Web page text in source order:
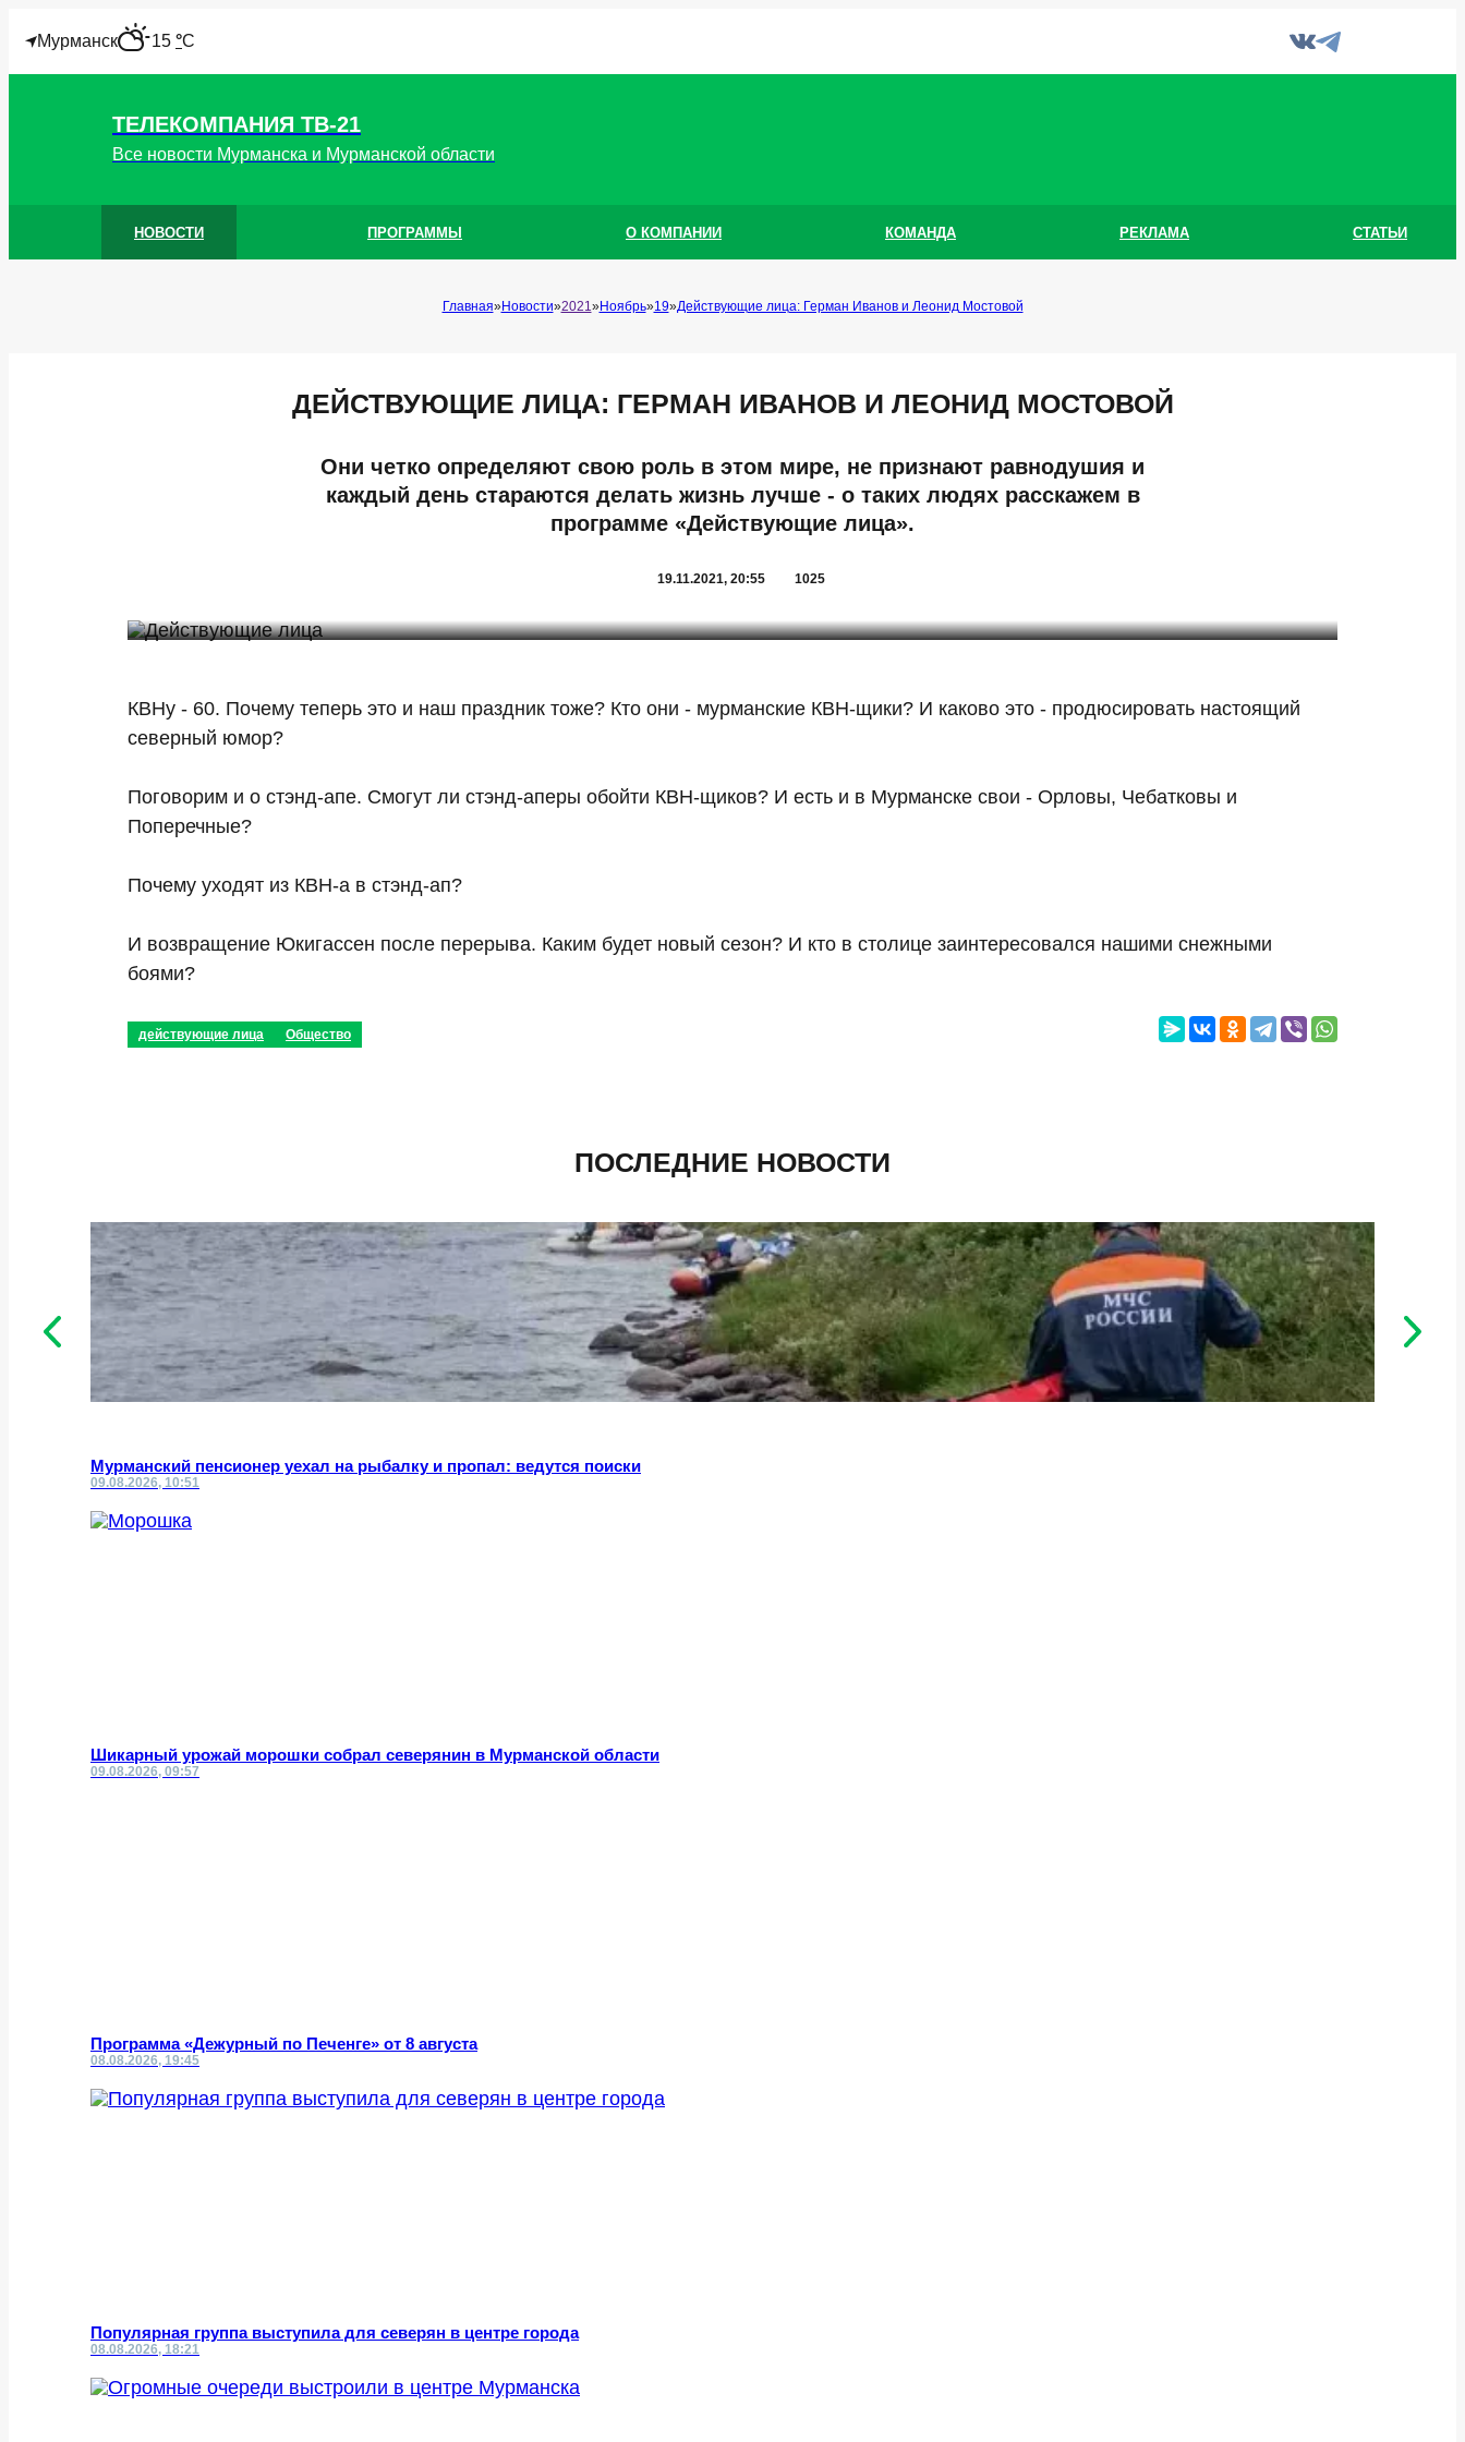
Мурманск"15 °C
ТЕЛЕКОМПАНИЯ ТВ-21
Все новости Мурманска и Мурманской области
НОВОСТИ ПРОГРАММЫ О КОМПАНИИ КОМАНДА РЕКЛАМА СТАТЬИ
Главная Новости 2021 Ноябрь 19 Действующие лица: Герман Иванов и Леонид Мостовой
ДЕЙСТВУЮЩИЕ ЛИЦА: ГЕРМАН ИВАНОВ И ЛЕОНИД МОСТОВОЙ
Они четко определяют свою роль в этом мире, не признают равнодушия и
каждый день стараются делать жизнь лучше - о таких людях расскажем в
программе «Действующие лица».
19.11.2021, 20:55 1025
КВНу - 60. Почему теперь это и наш праздник тоже? Кто они - мурманские КВН-щики? И каково это - продюсировать настоящий
северный юмор?
Поговорим и о стэнд-апе. Смогут ли стэнд-аперы обойти КВН-щиков? И есть и в Мурманске свои - Орловы, Чебатковы и
Поперечные?
Почему уходят из КВН-а в стэнд-ап?
И возвращение Юкигассен после перерыва. Каким будет новый сезон? И кто в столице заинтересовался нашими снежными
боями?
действующие лица Общество
ПОСЛЕДНИЕ НОВОСТИ
Мурманский пенсионер уехал на рыбалку и пропал: ведутся поиски
09.08.2026, 10:51
Шикарный урожай морошки собрал северянин в Мурманской области
09.08.2026, 09:57
Программа «Дежурный по Печенге» от 8 августа
08.08.2026, 19:45
Популярная группа выступила для северян в центре города
08.08.2026, 18:21